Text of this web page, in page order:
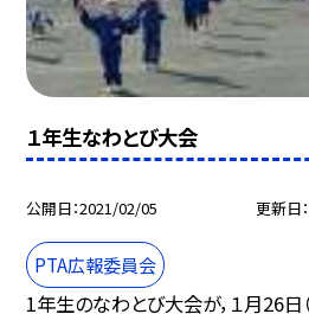
１年生なわとび大会
公開日 2021/02/05 更新日
PTA広報委員会
1年生のなわとび大会が，１月26日